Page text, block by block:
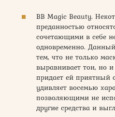
BB Magic Beauty.
преданностью
сочетающими в себе
одновременно.
тем, что не только
выравнивает тон, но
придает ей приятный
удивляет восемью
позволяющими не
другие средства и